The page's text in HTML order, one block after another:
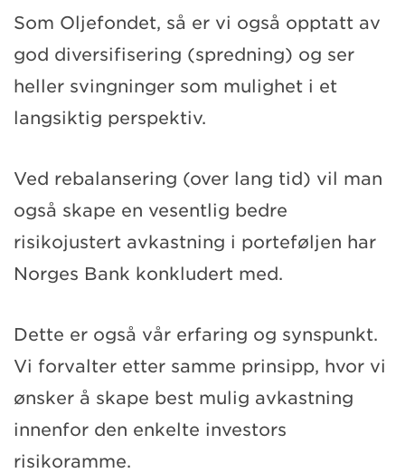
Som Oljefondet, så er vi også opptatt av
god diversifisering (spredning) og ser
heller svingninger som mulighet i et
langsiktig perspektiv.
Ved rebalansering (over lang tid) vil man
også skape en vesentlig bedre
risikojustert avkastning i porteføljen har
Norges Bank konkludert med.
Dette er også vår erfaring og synspunkt.
Vi forvalter etter samme prinsipp, hvor vi
ønsker å skape best mulig avkastning
innenfor den enkelte investors
risikoramme.